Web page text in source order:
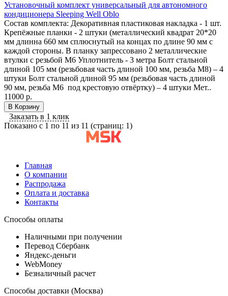
Установочный комплект универсальный для автономного
кондиционера Sleeping Well Oblo
Состав комплекта: Декоративная пластиковая накладка - 1 шт.
Крепёжные планки - 2 штуки (металлический квадрат 20*20
мм длинна 660 мм сплюснутый на концах по длине 90 мм с
каждой стороны. В планку запрессовано 2 металлические
втулки с резьбой М6 Уплотнитель - 3 метра Болт стальной
длиной 105 мм (резьбовая часть длиной 100 мм, резьба М8) – 4
штуки Болт стальной длиной 95 мм (резьбовая часть длиной
90 мм, резьба М6 под крестовую отвёртку) – 4 штуки Мет..
11000 р.
В Корзину
Заказать в 1 клик
Показано с 1 по 11 из 11 (страниц: 1)
Главная
О компании
Распродажа
Оплата и доставка
Контакты
Способы оплаты
Наличными при получении
Перевод Сбербанк
Яндекс-деньги
WebMoney
Безналичный расчет
Способы доставки (Москва)